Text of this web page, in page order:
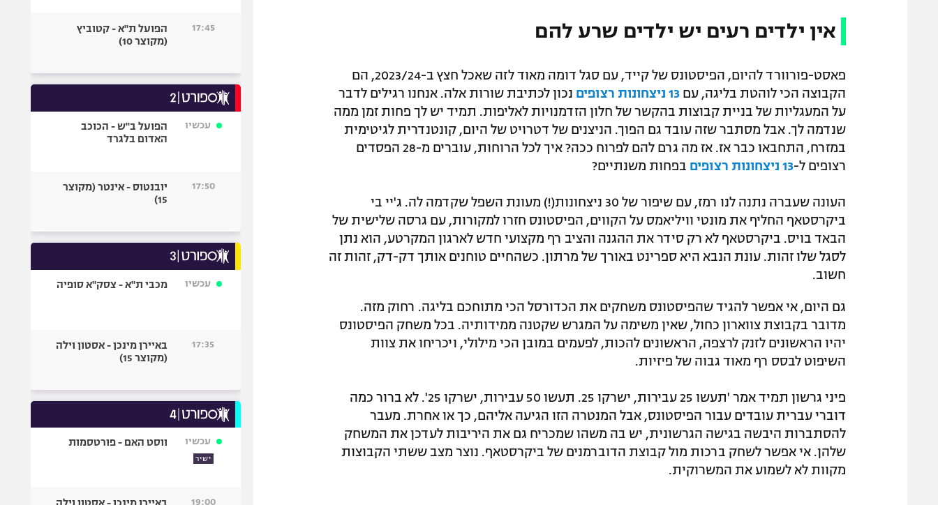
אין ילדים רעים יש ילדים שרע להם
פאסט-פורוורד להיום, הפיסטונס של קייד, עם סגל דומה מאוד לזה שאכל חצץ ב-2023/24, הם
הקבוצה הכי לוהטת בליגה, עם 13 ניצחונות רצופים
נכון לכתיבת שורות אלה. אנחנו רגילים לדבר
על המעגליות של בניית קבוצות בהקשר של חלון הזדמנויות לאליפות. תמיד יש לך פחות זמן ממה
שנדמה לך. אבל מסתבר שזה עובד גם הפוך. הניצנים של דטרויט של היום, קונטנדרית לגיטימית
במזרח, התחבאו כבר אז. אז מה גרם להם לפרוח ככה? איך לכל הרוחות, עוברים מ-28 הפסדים
רצופים ל-13 ניצחונות רצופים בפחות משנתיים?
העונה שעברה נתנה לנו רמז, עם שיפור של 30 ניצחונות(!) מעונת השפל שקדמה לה. ג'יי בי
ביקרסטאף החליף את מונטי וויליאמס על הקווים, הפיסטונס חזרו למקורות, עם גרסה שלישית של
הבאד בויס. ביקרסטאף לא רק סידר את ההגנה והציב רף מקצועי חדש לארגון המקרטע, הוא נתן
לסגל שלו זהות. עונת הנבא היא ספרינט באורך של מרתון. כשהחיים טוחנים אותך דק-דק, זהות זה
חשוב.
גם היום, אי אפשר להגיד שהפיסטונס משחקים את הכדורסל הכי מתוחכם בליגה. רחוק מזה.
מדובר בקבוצת צווארון כחול, שאין משימה על המגרש שקטנה ממידותיה. בכל משחק הפיסטונס
יהיו הראשונים לזנק לרצפה, הראשונים להכות, לפעמים במובן הכי מילולי, ויכריחו את צוות
השיפוט לבסס רף מאוד גבוה של פיזיות.
פיני גרשון תמיד אמר 'תעשו 25 עבירות, ישרקו 25. תעשו 50 עבירות, ישרקו 25'. לא ברור כמה
דוברי עברית עובדים עבור הפיסטונס, אבל המנטרה הזו הגיעה אליהם, כך או אחרת. מעבר
להסתברות היבשה בגישה הגרשונית, יש בה משהו שמכריח גם את היריבות לעדכן את המשחק
שלהן. אי אפשר לשחק ברכות מול קבוצת הדוברמנים של ביקרסטאף. נוצר מצב ששתי הקבוצות
מקוות לא לשמוע את המשרוקית.
17:45
הפועל ת"א - קטוביץ
(מקוצר 10)
עכשיו
הפועל ב"ש - הכוכב
האדום בלגרד
17:50
יובנטוס - אינטר (מקוצר
15)
עכשיו מכבי ת"א - צסק"א סופיה
17:35
באיירן מינכן - אסטון וילה
(מקוצר 15)
עכשיו
ישיר
ווסט האם - פורטסמות
19:00